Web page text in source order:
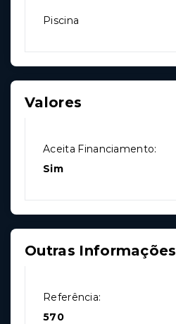
Piscina
Valores
Aceita Financiamento:
Sim
Outras Informações
Referência:
570